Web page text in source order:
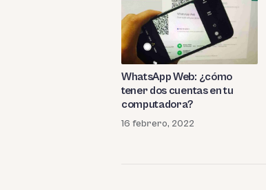
WhatsApp Web: ¿cómo
tener dos cuentas en tu
computadora?
16 febrero, 2022